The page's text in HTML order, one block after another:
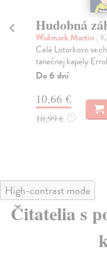
Hudobná
Widmark Martin |
Celé Lotorkovo sa
tanečnej kapely
Do 6 dní
10,66 €
10,99 € ?
High-contrast mode
Čitatelia s